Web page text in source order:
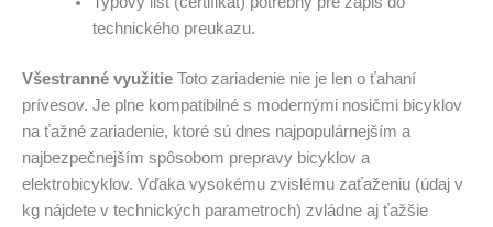
technického preukazu.
Všestranné využitie Toto zariadenie nie je len o ťahaní
prívesov. Je plne kompatibilné s modernými nosičmi bicyklov
na ťažné zariadenie, ktoré sú dnes najpopulárnejším a
najbezpečnejším spôsobom prepravy bicyklov a
elektrobicyklov. Vďaka vysokému zvislému zaťaženiu (údaj v
kg nájdete v technických parametroch) zvládne aj ťažšie